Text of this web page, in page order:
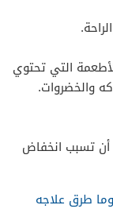
التي تحتوي
والخضروات.
أن تسبب انخفاض
طرق علاجه